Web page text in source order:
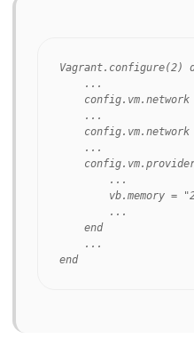
Vagrant.configure(2)
    ...
    ...
config.vm.network
    ...
        ...
vb.memory =
        ...
    end
    ...
end